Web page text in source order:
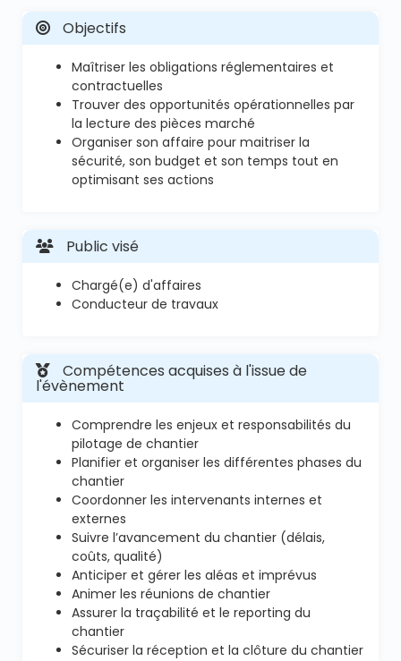
Objectifs
Maîtriser les obligations réglementaires et
contractuelles
Trouver des opportunités opérationnelles par
la lecture des pièces marché
Organiser son affaire pour maitriser la
sécurité, son budget et son temps tout en
optimisant ses actions
Public visé
Chargé(e) d'affaires
Conducteur de travaux
Compétences acquises à l'issue de
l'évènement
Comprendre les enjeux et responsabilités du
pilotage de chantier
Planifier et organiser les différentes phases du
chantier
Coordonner les intervenants internes et
externes
Suivre l’avancement du chantier (délais,
coûts, qualité)
Anticiper et gérer les aléas et imprévus
Animer les réunions de chantier
Assurer la traçabilité et le reporting du
chantier
Sécuriser la réception et la clôture du chantier